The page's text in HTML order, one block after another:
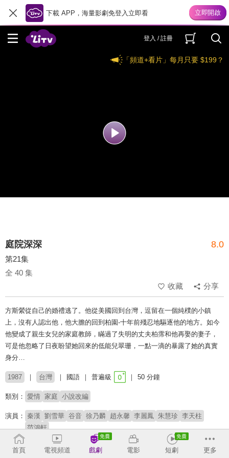
下載 APP，海量影劇免登入立即看
登入 / 註冊
「頻道+看片」每月只要 $199？
庭院深深 8.0
第21集
全 40 集
收藏
分享
方斯縈從自己的婚禮逃了。他從美國回到台灣，逗留在一個純樸的小鎮
上，沒有人認出他，他大膽的回到柏園-十年前殘忍地驅逐他的地方。如今
他變成了親生女兒的家庭教師，瞞過了失明的丈夫柏霈和他再娶的妻子，
可是他忽略了日夜盼望她回來的低能兒翠珊，一點一滴的暴露了她的真實
身分…
1987 台灣 國語 普遍級 50 分鐘
類別： 愛情 家庭 小說改編
演員： 秦漢 劉雪華 谷音 徐乃麟 趙永馨 李麗鳳 朱慧珍 李天柱
范鴻軒
首頁 電視頻道 戲劇 電影 短劇 更多